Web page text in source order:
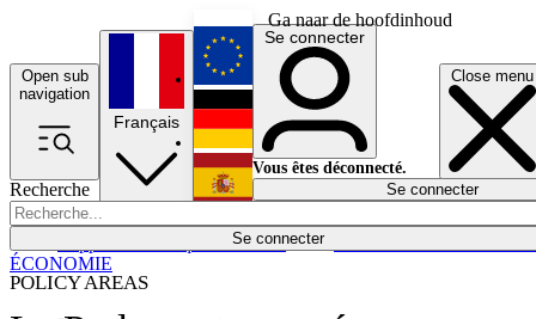
Ga naar de hoofdinhoud
Open sub
navigation
Close menu
Recherche
Se connecter
POLICY AREAS
Économie
Français
English
Deutsch
Español
Se connecter
Vous êtes déconnecté.
Se connecter
ÉCONOMIE